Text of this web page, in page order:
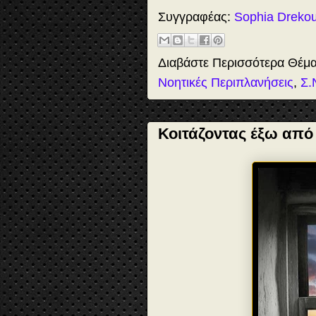
b
o
o
k
o
o
n
e
t
e
Συγγραφέας: Sophia
Διαβάστε Περισσότερα
Νοητικές Περιπλανήσεις,
Κοιτάζοντας έξω